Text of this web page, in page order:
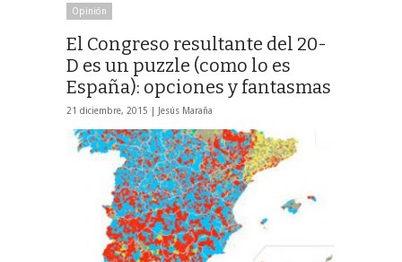
Opinión
El Congreso resultante del 20-
D es un puzzle (como lo es
España): opciones y fantasmas
21 diciembre, 2015 | Jesús Maraña